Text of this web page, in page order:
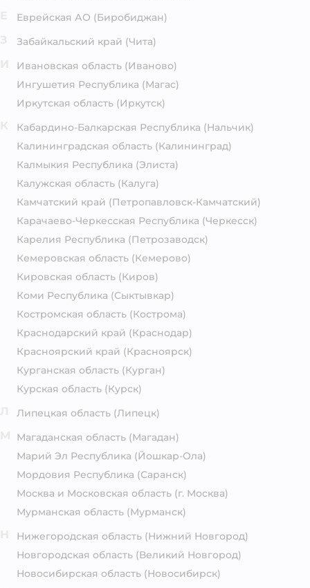
Еврейская АО (Биробиджан)
Забайкальский край (Чита)
Ивановская область (Иваново)
Ингушетия Республика (Магас)
Иркутская область (Иркутск)
Кабардино-Балкарская Республика (Нальчик)
Калининградская область (Калининград)
Калмыкия Республика (Элиста)
Калужская область (Калуга)
Камчатский край (Петропавловск-Камчатский)
Карачаево-Черкесская Республика (Черкесск)
Карелия Республика (Петрозаводск)
Кемеровская область (Кемерово)
Кировская область (Киров)
Коми Республика (Сыктывкар)
Костромская область (Кострома)
Краснодарский край (Краснодар)
Красноярский край (Красноярск)
Курганская область (Курган)
Курская область (Курск)
Липецкая область (Липецк)
Магаданская область (Магадан)
Марий Эл Республика (Йошкар-Ола)
Мордовия Республика (Саранск)
Москва и Московская область (г. Москва)
Мурманская область (Мурманск)
Нижегородская область (Нижний Новгород)
Новгородская область (Великий Новгород)
Новосибирская область (Новосибирск)